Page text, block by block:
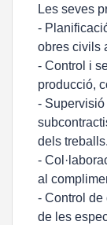
Les seves
-
obres civils
- Control i
producció,
-
dels treballs.
-
al
- Control
de les